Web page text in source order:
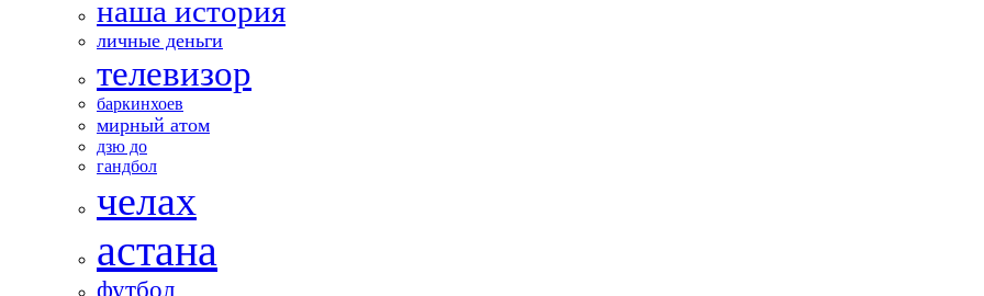
наша история
личные деньги
телевизор
баркинхоев
мирный атом
дзю до
гандбол
челах
астана
футбол